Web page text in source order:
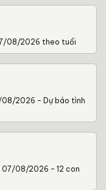
08/2026 theo tuổi
2026 – Dự báo tình
07/08/2026 – 12 con